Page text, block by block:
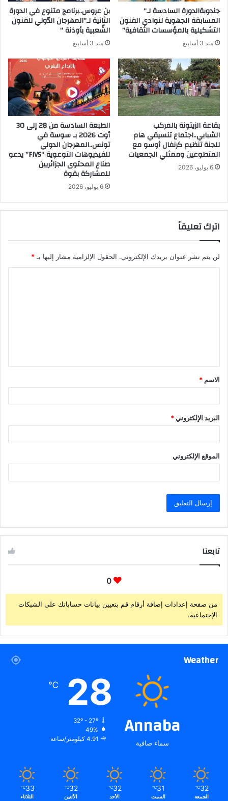
جندوبةالدورة السادسة لـ”
المسابقة الجهوية لنوادي الفنون
التشكيلية بالمؤسسات الثقافية”
منذ 3 أسابيع
بن عروس..برنامج متنوع في الدورة
الثانية لـ”المهرجان الدّولي للفنون
الشّعبية بأوذنة “
منذ 3 أسابيع
بقاعة الزيتونة بالمركب
الشبابي..اجتماع تنسيقي هام
للجنة تنظيم كرنفال أوسو مع
المتطوعين وممثلي الجمعيات
6 يوليو، 2026
الطبعة السادسة من 28 إلى 30
أوت 2026 بـ سوسة في
تونس..المهرجان الدولي
للفيديوهات التوعوية “FIVS” يدعو
صناع المحتوى الجزائريين
للمشاركة بقوة
6 يوليو، 2026
اترك تعليقاً
لن يتم نشر عنوان بريدك الإلكتروني. الحقول الإلزامية مشار إليها بـ*
ق
*
الاسم *
البريد الإلكتروني*
الموقع الإلكتروني
تابعنا
0
من صفحة إعدادات إضافة أرقام قم بتعيين بيانات حساباتك على الشبكات
الإجتماعية.
Weather
Annaba
سماء صافية
28
℃
32º - 27º
49%
4.91 كيلومتر/ساعة
32
℃
الجمعة
31
℃
السبت
32
℃
الأحد
32
℃
الأثنين
33
℃
الثلاثاء